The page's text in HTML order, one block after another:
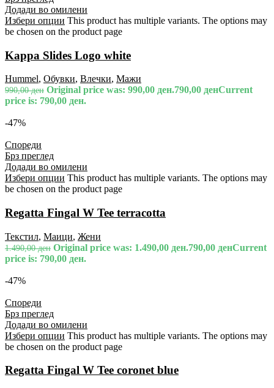
Додади во омилени
Избери опции This product has multiple variants. The options may
be chosen on the product page
Kappa Slides Logo white
Hummel, Обувки, Влечки, Мажи
990,00ден Original price was: 990,00 ден.790,00 денCurrent
price is: 790,00 ден.
-47%
Спореди
Брз преглед
Додади во омилени
Избери опции This product has multiple variants. The options may
be chosen on the product page
Regatta Fingal W Tee terracotta
Текстил, Маици, Жени
1.490,00ден Original price was: 1.490,00 ден.790,00 денCurrent
price is: 790,00 ден.
-47%
Спореди
Брз преглед
Додади во омилени
Избери опции This product has multiple variants. The options may
be chosen on the product page
Regatta Fingal W Tee coronet blue